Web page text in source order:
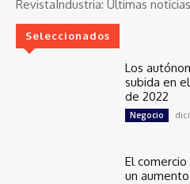
RevistaIndustria: Últimas
Seleccionados
Los
subida en
de 2022
Negocio
El
un